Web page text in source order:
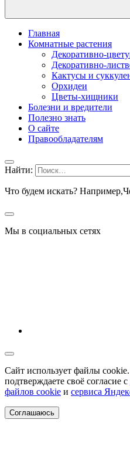
Главная
Комнатные растения
Декоративно-
Декоративно-
Кактусы и
Орхидеи
Цветы-хищники
Болезни и вредители
Полезно знать
О сайте
Правообладателям
Найти:
Что будем искать? Например,
Мы в социальных сетях
Сайт использует файлы
подтверждаете своё согласие с
файлов cookie и сервиса
Соглашаюсь